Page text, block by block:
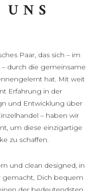
Paar, das sich – im
durch die gemeinsame
hat. Mit weit
Erfahrung in der
und Entwicklung über
– haben wir
um diese einzigartige
zu schaffen.
und clean designed, in
gemacht, Dich bequem